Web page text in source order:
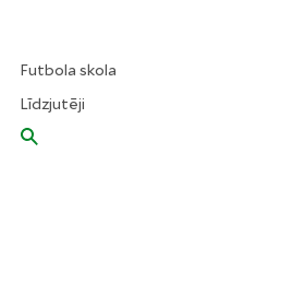
Futbola skola
Līdzjutēji